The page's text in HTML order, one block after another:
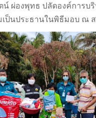
น์ ผ่องพุทธ ปลัดองค์การบ
ป็นประธานในพิธีมอบ ณ ส